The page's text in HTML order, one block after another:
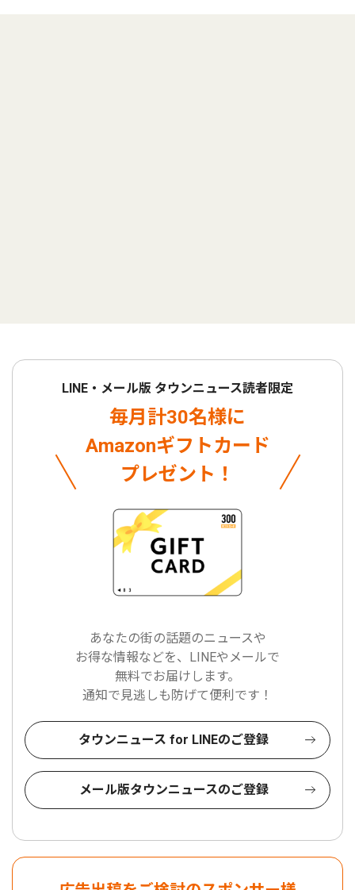
LINE・メール版 タウンニュース読者限定
毎月計30名様に
Amazonギフトカード
プレゼント！
あなたの街の話題のニュースや
お得な情報などを、LINEやメールで
無料でお届けします。
通知で見逃しも防げて便利です！
タウンニュース for LINEのご登録
メール版タウンニュースのご登録